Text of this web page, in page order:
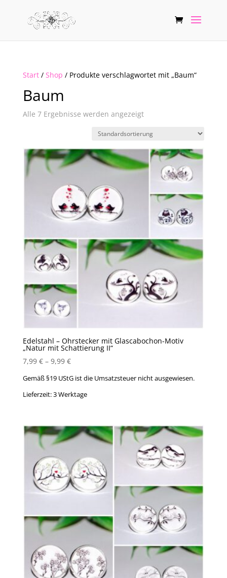
Start/ Shop / Produkte verschlagwortet mit „Baum“
Baum
Alle 7 Ergebnisse werden angezeigt
Edelstahl – Ohrstecker mit Glascabochon-Motiv
„Natur mit Schattierung II“
7,99 €– 9,99 €
Gemäß §19 UStG ist die Umsatzsteuer nicht ausgewiesen.
Lieferzeit:3 Werktage